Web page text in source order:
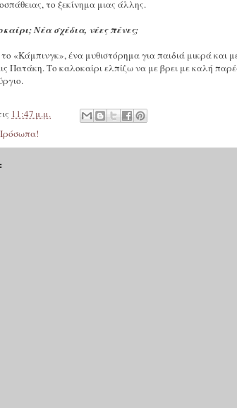
το ξεκίνημα μιας άλλης.
Νέα σχέδια, νέες πένες;
«Κάμπινγκ», ένα μυθιστόρημα για παιδιά μικρά και
Πατάκη. Το καλοκαίρι ελπίζω να με βρει με καλή
11:47 μ.μ.